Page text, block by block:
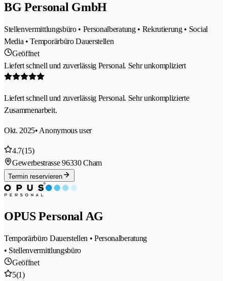
BG Personal GmbH
Stellenvermittlungsbüro • Personalberatung • Rekrutierung • Social
Media • Temporärbüro Dauerstellen
Geöffnet
Liefert schnell und zuverlässig Personal. Sehr unkompliziert
Liefert schnell und zuverlässig Personal. Sehr unkomplizierte
Zusammenarbeit.
Okt. 2025• Anonymous user
4.7(15)
Gewerbestrasse 96330 Cham
Termin reservieren
OPUS Personal AG
Temporärbüro Dauerstellen • Personalberatung
• Stellenvermittlungsbüro
Geöffnet
5(1)